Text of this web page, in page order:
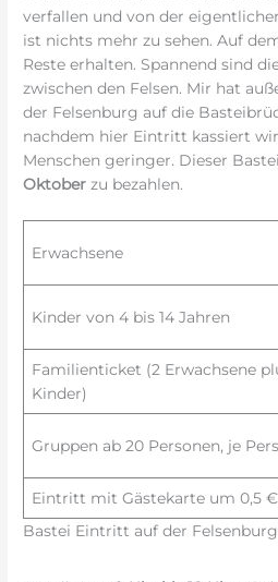
verfallen und von der
ist nichts mehr zu sehen. Auf
Reste erhalten. Spannend sind
zwischen den Felsen. Mir hat
der Felsenburg auf die
nachdem hier Eintritt kassiert
Menschen geringer. Dieser
Oktober zu bezahlen.
Erwachsene
Kinder von 4 bis 14 Jahren
Familienticket (2 Erwachsene
Kinder)
Gruppen ab 20 Personen, je
Eintritt mit Gästekarte um 0,5
Bastei Eintritt auf der